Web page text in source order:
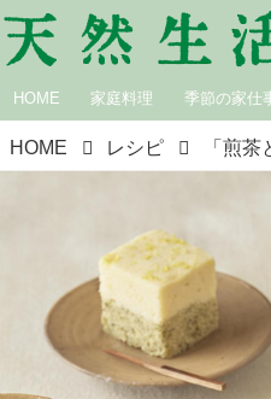
HOME 家庭料理 季節の家仕
HOME レシピ